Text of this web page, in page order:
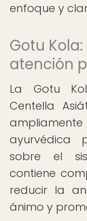
enfoque y
Gotu
atención
La Gotu
Centella
ayurvédica
sobre el
contiene
reducir la
ánimo y